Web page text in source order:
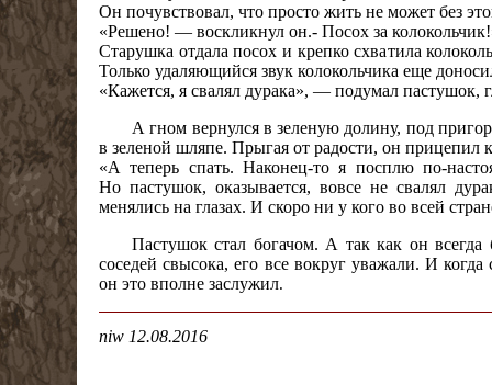
Он почувствовал, что просто жить не может без
«Решено! — воскликнул он.- Посох за
Старушка отдала посох и крепко схватила
Только удаляющийся звук колокольчика еще
«Кажется, я свалял дурака», — подумал пастушок,
А гном вернулся в зеленую долину, под
в зеленой шляпе. Прыгая от радости, он прицепил
«А теперь спать. Наконец-то я посплю по-
Но пастушок, оказывается, вовсе не свалял
менялись на глазах. И скоро ни у кого во всей
Пастушок стал богачом. А так как он
соседей свысока, его все вокруг уважали. И
он это вполне заслужил.
niw 12.08.2016